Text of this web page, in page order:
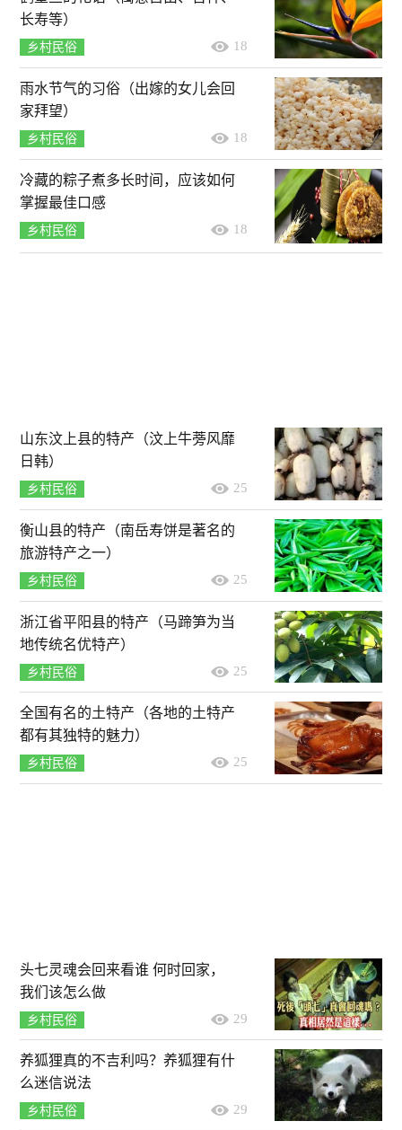
长寿等）
乡村民俗 18
雨水节气的习俗（出嫁的女儿会回
家拜望）
乡村民俗 18
冷藏的粽子煮多长时间，应该如何
掌握最佳口感
乡村民俗 18
山东汶上县的特产（汶上牛蒡风靡
日韩）
乡村民俗 25
衡山县的特产（南岳寿饼是著名的
旅游特产之一）
乡村民俗 25
浙江省平阳县的特产（马蹄笋为当
地传统名优特产）
乡村民俗 25
全国有名的土特产（各地的土特产
都有其独特的魅力）
乡村民俗 25
头七灵魂会回来看谁 何时回家，
我们该怎么做
乡村民俗 29
养狐狸真的不吉利吗？养狐狸有什
么迷信说法
乡村民俗 29